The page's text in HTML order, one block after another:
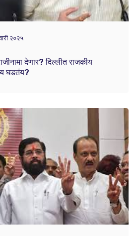
२०२५
देणार? दिल्लीत राजकीय
घडतंय?